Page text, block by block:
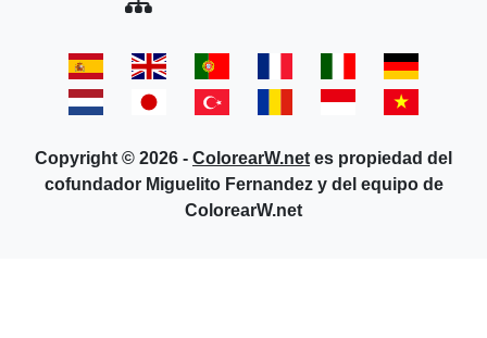
Copyright © 2026 - ColorearW.net es propiedad del
cofundador Miguelito Fernandez y del equipo de
ColorearW.net